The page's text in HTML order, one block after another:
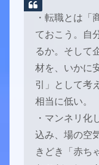
・転職とは「
ておこう。自
るか。そして
材を、いかに
引」として考
相当に低い。
・マンネリ化
込み、場の空
きどき「赤ち